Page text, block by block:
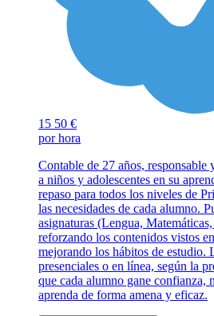
15 50 €
por hora
Contable de 27 años,
a niños y adolescentes en su
repaso para todos los niveles de
las necesidades de cada alumno.
asignaturas (Lengua,
reforzando los contenidos vistos
mejorando los hábitos de estudio.
presenciales o en línea, según la
que cada alumno gane confianza,
aprenda de forma amena y eficaz.